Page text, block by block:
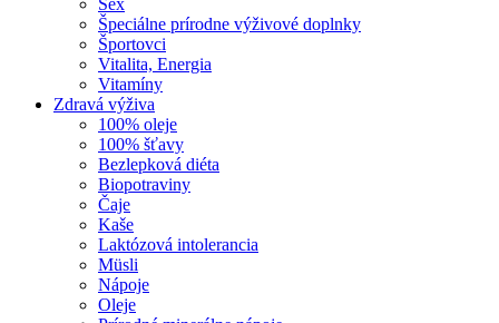
Sex
Špeciálne prírodne výživové doplnky
Športovci
Vitalita, Energia
Vitamíny
Zdravá výživa
100% oleje
100% šťavy
Bezlepková diéta
Biopotraviny
Čaje
Kaše
Laktózová intolerancia
Müsli
Nápoje
Oleje